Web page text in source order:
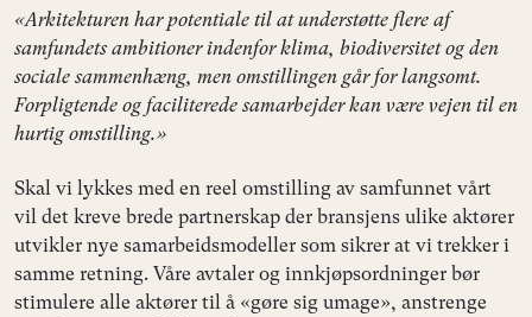
«Arkitekturen har potentiale til at understøtte flere af
samfundets ambitioner indenfor klima, biodiversitet og den
sociale sammenhæng, men omstillingen går for langsomt.
Forpligtende og faciliterede samarbejder kan være vejen til en
hurtig omstilling.»
Skal vi lykkes med en reel omstilling av samfunnet vårt
vil det kreve brede partnerskap der bransjens ulike aktører
utvikler nye samarbeidsmodeller som sikrer at vi trekker i
samme retning. Våre avtaler og innkjøpsordninger bør
stimulere alle aktører til å «gøre sig umage», anstrenge